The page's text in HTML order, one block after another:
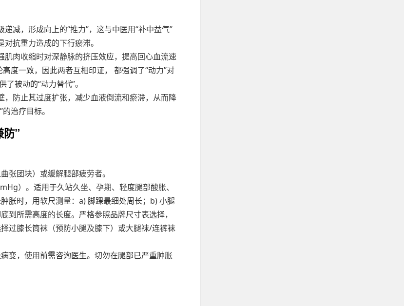
减，形成向上的“推力”，这与中医用“补中益气”
抗重力造成的下行瘀滞。
肌肉收缩时对深静脉的挤压效应，提高回心血流速
度一致，因此两者互相印证， 都强调了“动力”对
被动的“动力替代”。
，防止其过度扩张，减少血液倒流和瘀滞，从而降
治疗目标。
”
张团块）或缓解腿部疲劳者。
）。适用于久站久坐、孕期、轻度腿部酸胀、
胀时，用软尺测量：a) 脚踝最细处周长；b) 小腿
到所需高度的长度。严格参照品牌尺寸表选择，
过膝长筒袜（预防小腿及膝下）或大腿袜/连裤袜
变，使用前需咨询医生。切勿在腿部已严重肿胀